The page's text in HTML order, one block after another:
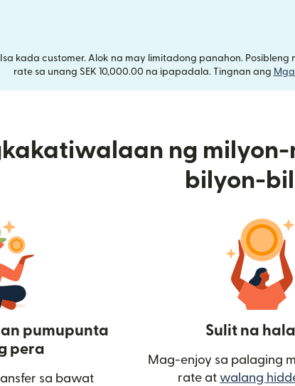
kada customer. Alok na may limitadong panahon.
rate sa unang SEK 10,000.00 na ipapadala. Tingnan ang
ng
bilyon-
pumupunta
pera
sa bawat
Sulit na
Mag-enjoy sa palaging
rate at walang